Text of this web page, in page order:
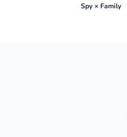
Spy × Family